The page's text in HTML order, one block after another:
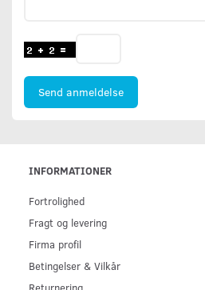
Send anmeldelse
INFORMATIONER
Fortrolighed
Fragt og levering
Firma profil
Betingelser & Vilkår
Returnering